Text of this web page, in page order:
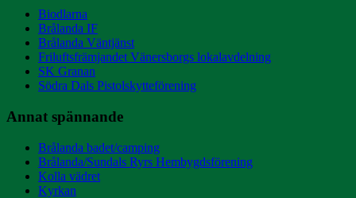
Biodlarna
Brålanda IF
Brålanda Väntjänst
Friluftsfrämjandet Vänersborgs lokalavdelning
SK Granan
Södra Dals Pistolskytteförening
Annat spännande
Brålanda badet/camping
Brålanda/Sundals Ryrs Hembygdsförening
Kolla vädret
Kyrkan